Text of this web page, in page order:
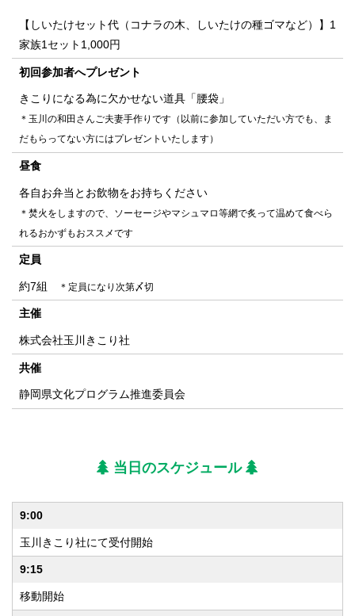
【しいたけセット代（コナラの木、しいたけの種ゴマなど）】1
家族1セット1,000円
初回参加者へプレゼント
きこりになる為に欠かせない道具「腰袋」
＊玉川の和田さんご夫妻手作りです（以前に参加していただい方でも、ま
だもらってない方にはプレゼントいたします）
昼食
各自お弁当とお飲物をお持ちください
＊焚火をしますので、ソーセージやマシュマロ等網で炙って温めて食べら
れるおかずもおススメです
定員
約7組 ＊定員になり次第〆切
主催
株式会社玉川きこり社
共催
静岡県文化プログラム推進委員会
当日のスケジュール
9:00
玉川きこり社にて受付開始
9:15
移動開始